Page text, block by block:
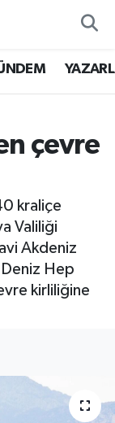
çevre
kraliçe
Valiliği
Akdeniz
Hep
kirliliğine